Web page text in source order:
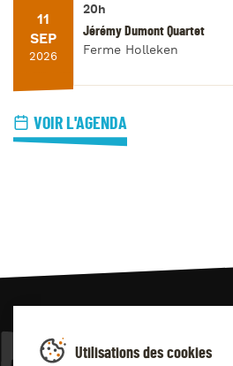
11
SEP
2026
20h
Jérémy Dumont Quartet
Ferme Holleken
VOIR L'AGENDA
JAZZ4
Utilisations des cookies